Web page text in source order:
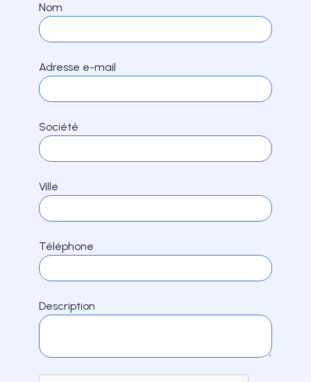
Nom
Adresse e-mail
Société
Ville
Téléphone
Description